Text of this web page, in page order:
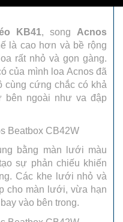
KB41, song Acnos
là cao hơn và bề rộng
rất nhỏ và gọn gàng.
của mình loa Acnos đã
cùng cứng chắc có khả
bên ngoài như va đập
bằng màn lưới màu
sự phản chiếu khiến
Các khe lưới nhỏ và
cho màn lưới, vừa hạn
vào bên trong.